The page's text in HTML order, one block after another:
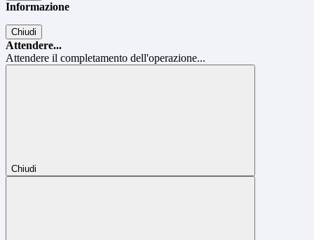
Informazione
Chiudi
Attendere...
Attendere il completamento dell'operazione...
Chiudi